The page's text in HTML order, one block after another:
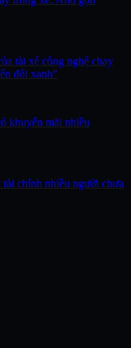
tài xế công nghệ chạy
đổi xanh"
khuyến mãi nhiều
chính nhiều người chưa